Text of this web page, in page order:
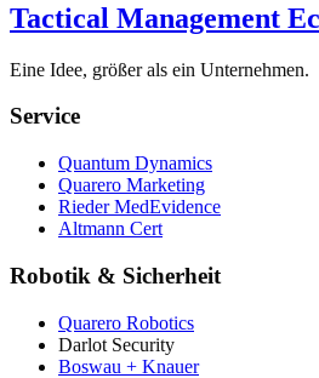
Tactical Management
Eine Idee, größer als ein Unternehmen.
Service
Quantum Dynamics
Quarero Marketing
Rieder MedEvidence
Altmann Cert
Robotik & Sicherheit
Quarero Robotics
Darlot Security
Boswau + Knauer